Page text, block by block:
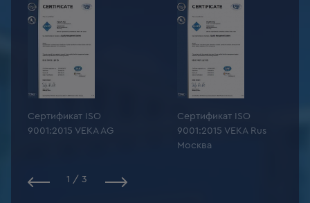
Сертификат ISO
9001:2015 VEKA AG
Сертификат ISO
9001:2015 VEKA Rus
Москва
1 / 3